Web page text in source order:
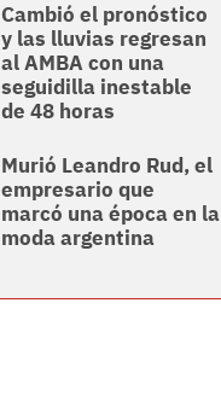
Cambió el pronóstico
y las lluvias regresan
al AMBA con una
seguidilla inestable
de 48 horas
Murió Leandro Rud, el
empresario que
marcó una época en la
moda argentina